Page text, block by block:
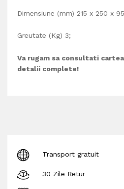
Dimensiune (mm) 215 x 250 x
Greutate (Kg) 3;
Va rugam sa consultati
detalii complete!
Transport gratuit
30 Zile Retur